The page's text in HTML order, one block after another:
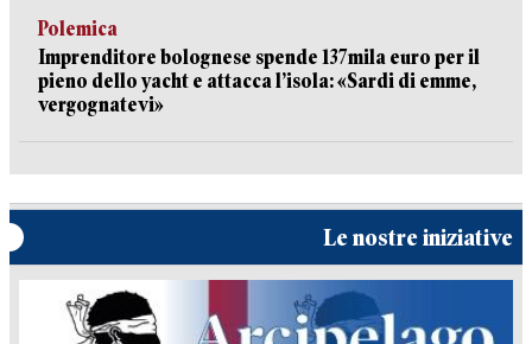
Polemica
Imprenditore bolognese spende 137mila euro per il
pieno dello yacht e attacca l’isola: «Sardi di emme,
vergognatevi»
Le nostre iniziative